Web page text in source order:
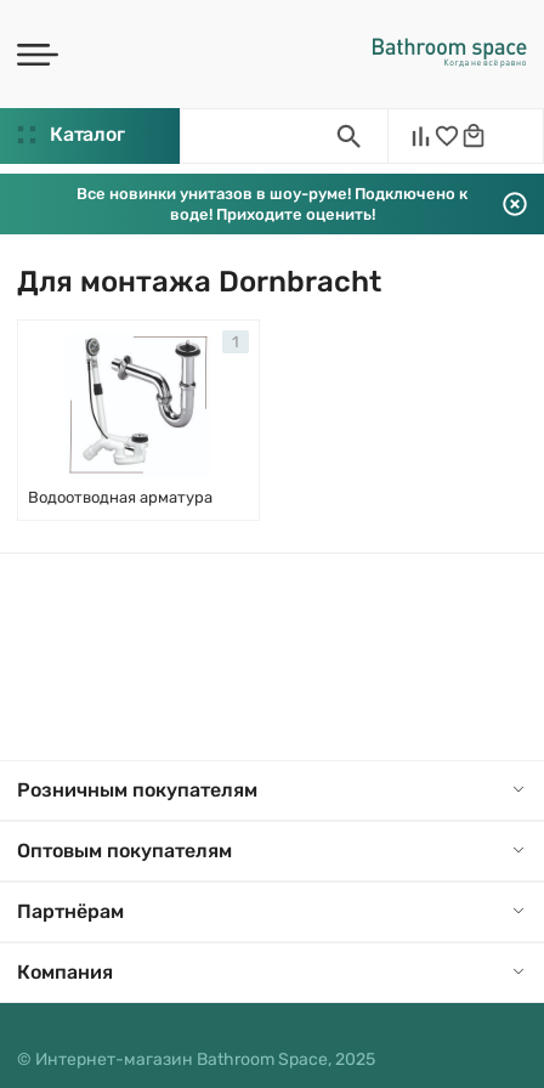
Каталог
Все новинки унитазов в шоу-руме! Подключено к
воде! Приходите оценить!
Для монтажа Dornbracht
Водоотводная арматура
1
Розничным покупателям
Оптовым покупателям
Партнёрам
Компания
© Интернет-магазин Bathroom Space, 2025